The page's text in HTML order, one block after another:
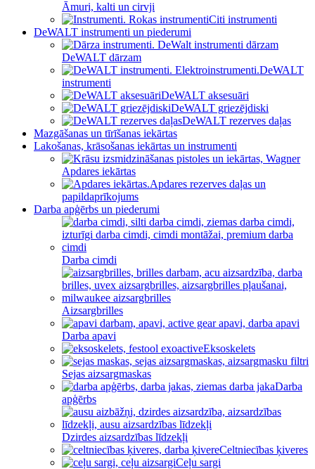
Āmuri, kalti un cirvji
Citi instrumenti
DeWALT instrumenti un piederumi
DeWALT dārzam
DeWALT
instrumenti
DeWALT aksesuāri
DeWALT griezējdiski
DeWALT rezerves daļas
Mazgāšanas un tīrīšanas iekārtas
Lakošanas, krāsošanas iekārtas un instrumenti
Apdares iekārtas
Apdares rezerves daļas un
papildaprīkojums
Darba apģērbs un piederumi
Darba cimdi
Aizsargbrilles
Darba apavi
Eksoskelets
Sejas aizsargmaskas
Darba
apģērbs
Dzirdes aizsardzības līdzekļi
Celtniecības ķiveres
Ceļu sargi